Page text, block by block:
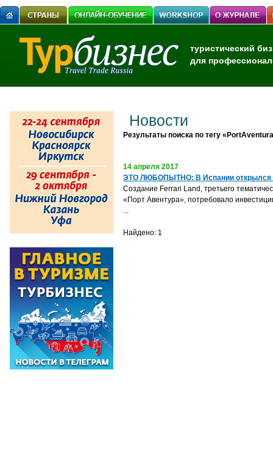
туристический
для
Новости
Результаты поиска по тегу
14 апреля 2017
ЭТО ЛЮБОПЫТНО: В Испании открылся
Создание Ferrari Land, третьего
«Порт Авентура», потребовало
...
Найдено: 1